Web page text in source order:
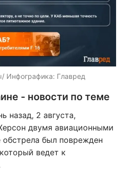
Инфографика: Главред
- новости по теме
назад, 2 августа,
двумя авиационными
обстрела был поврежден
ведет к